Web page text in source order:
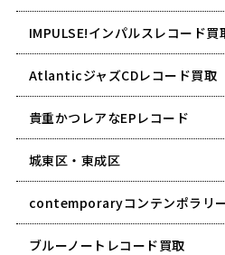
IMPULSE!インパルスレコード買
AtlanticジャズCDレコード買取
貴重かつレアなEPレコード
城東区・東成区
contemporaryコンテンポラリ
ブルーノートレコード買取